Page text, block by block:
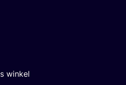
winkel